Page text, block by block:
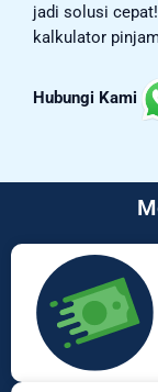
jadi solusi
kalkulator
Hubungi Kami